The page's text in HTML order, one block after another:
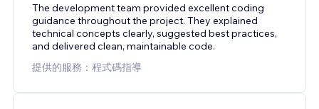
The development team provided excellent coding
guidance throughout the project. They explained
technical concepts clearly, suggested best practices,
and delivered clean, maintainable code.
提供的服務：程式碼指導